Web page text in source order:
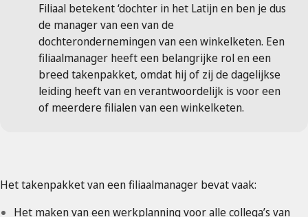
Filiaal betekent ‘dochter in het Latijn en ben je dus
de manager van een van de
dochterondernemingen van een winkelketen. Een
filiaalmanager heeft een belangrijke rol en een
breed takenpakket, omdat hij of zij de dagelijkse
leiding heeft van en verantwoordelijk is voor een
of meerdere filialen van een winkelketen.
Het takenpakket van een filiaalmanager bevat vaak:
Het maken van een werkplanning voor alle collega’s van